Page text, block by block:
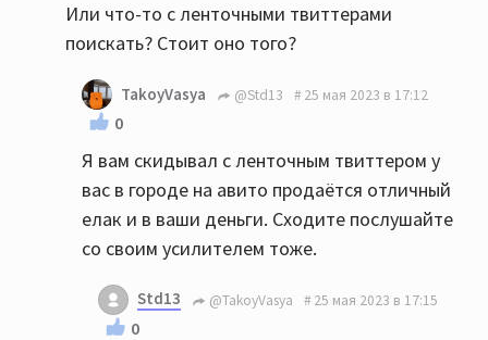
Или что-то с ленточными твиттерами
поискать? Стоит оно того?
TakoyVasya @Std13 25 мая 2023 в 17:12
0
Я вам скидывал с ленточным твиттером у
вас в городе на авито продаётся отличный
елак и в ваши деньги. Сходите послушайте
со своим усилителем тоже.
Std13 @TakoyVasya 25 мая 2023 в 17:15
0